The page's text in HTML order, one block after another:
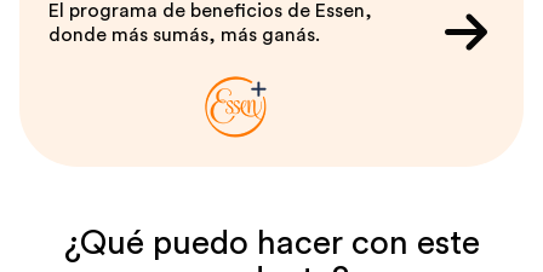
El programa de beneficios de Essen,
donde más sumás, más ganás.
¿Qué puedo hacer con este